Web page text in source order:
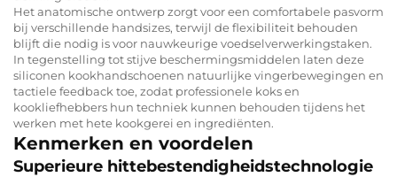
Het anatomische ontwerp zorgt voor een comfortabele pasvorm
bij verschillende handsizes, terwijl de flexibiliteit behouden
blijft die nodig is voor nauwkeurige voedselverwerkingstaken.
In tegenstelling tot stijve beschermingsmiddelen laten deze
siliconen kookhandschoenen natuurlijke vingerbewegingen en
tactiele feedback toe, zodat professionele koks en
kookliefhebbers hun techniek kunnen behouden tijdens het
werken met hete kookgerei en ingrediënten.
Kenmerken en voordelen
Superieure hittebestendigheidstechnologie